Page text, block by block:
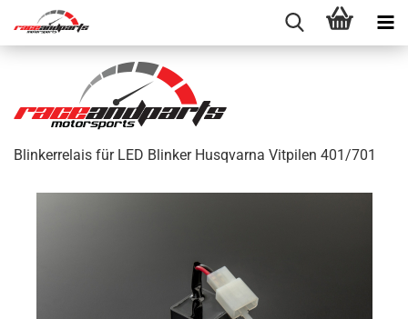
Blinkerrelais für LED Blinker Husqvarna Vitpilen 401/701